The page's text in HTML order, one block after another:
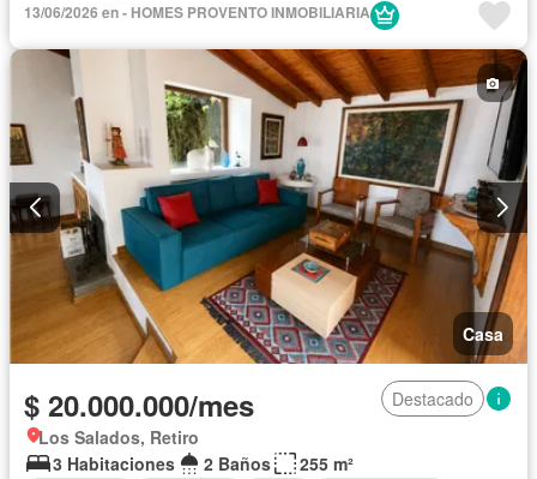
13/06/2026 en - HOMES PROVENTO INMOBILIARIA
Casa
$ 20.000.000/mes
Destacado
Los Salados, Retiro
3 Habitaciones
2 Baños
255 m²